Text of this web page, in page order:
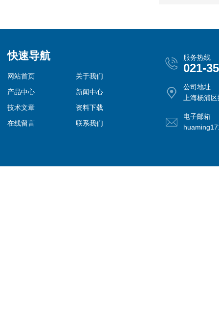
快速导航
网站首页
关于我们
产品中心
新闻中心
技术文章
资料下载
在线留言
联系我们
服务热线
021-
公司地址
上海杨浦
电子邮箱